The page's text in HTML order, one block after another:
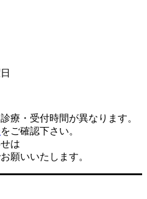
療・受付時間が異なります。
をご確認下さい。
は
願いいたします。